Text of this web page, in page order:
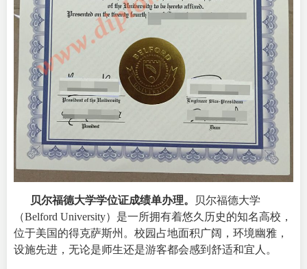
贝尔福德大学学位证成绩单办理。
贝尔福德大学
（Belford University）是一所拥有着悠久历史的知名高校，
位于美国的得克萨斯州。校园占地面积广阔，环境幽雅，
设施先进，无论是师生还是游客都会感到舒适和宜人。